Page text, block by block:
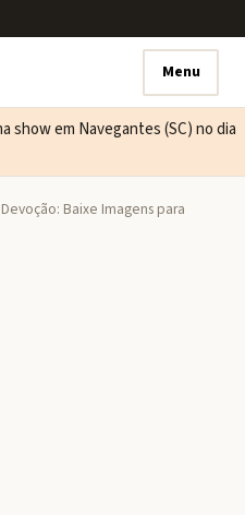
Menu
show em Navegantes (SC) no dia
Baixe Imagens para